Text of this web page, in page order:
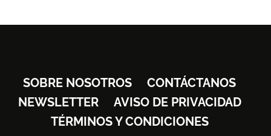
SOBRE NOSOTROS
CONTÁCTANOS
NEWSLETTER
AVISO DE PRIVACIDAD
TÉRMINOS Y CONDICIONES